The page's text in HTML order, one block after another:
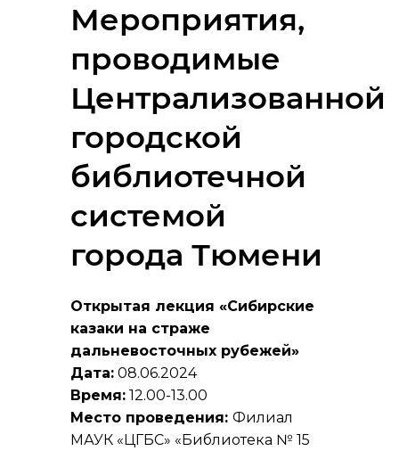
Мероприятия,
проводимые
Централизованной
городской
библиотечной
системой
города Тюмени
Открытая лекция «Сибирские
казаки на страже
дальневосточных рубежей»
Дата: 08.06.2024
Время: 12.00-13.00
Место проведения: Филиал
МАУК «ЦГБС» «Библиотека № 15